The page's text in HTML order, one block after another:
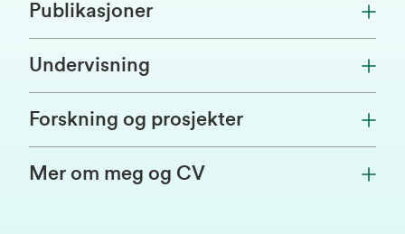
Publikasjoner
Undervisning
Forskning og prosjekter
Mer om meg og CV